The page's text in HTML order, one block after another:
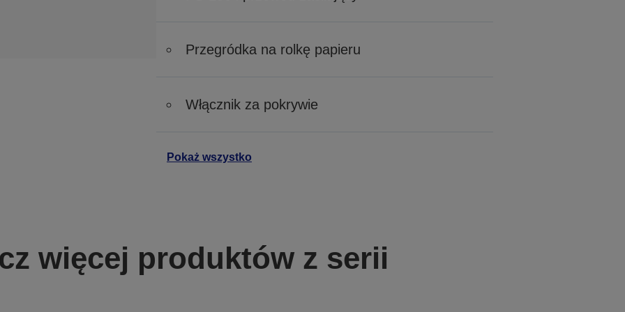
Przegródka na rolkę papieru
Włącznik za pokrywie
Pokaż wszystko
więcej produktów z serii